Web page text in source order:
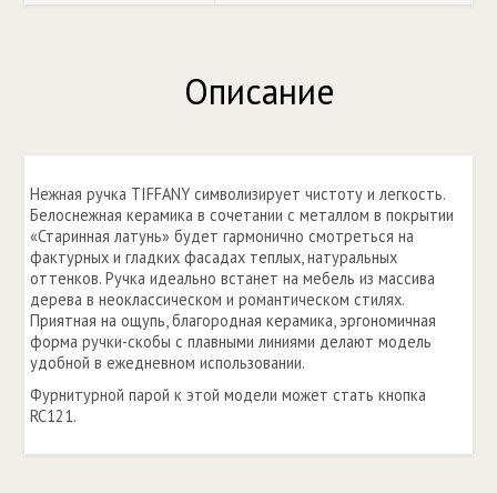
Описание
Нежная ручка TIFFANY символизирует чистоту и легкость.
Белоснежная керамика в сочетании с металлом в покрытии
«Старинная латунь» будет гармонично смотреться на
фактурных и гладких фасадах теплых, натуральных
оттенков. Ручка идеально встанет на мебель из массива
дерева в неоклассическом и романтическом стилях.
Приятная на ощупь, благородная керамика, эргономичная
форма ручки-скобы с плавными линиями делают модель
удобной в ежедневном использовании.
Фурнитурной парой к этой модели может стать кнопка
RC121.